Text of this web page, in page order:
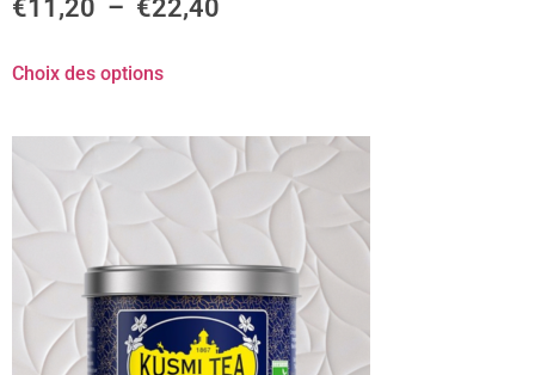
€11,20 – €22,40
Choix des options